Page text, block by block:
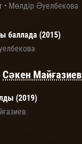
• Мөлдір Әуелбекова
баллада (2015)
Сәкен Майғазиев
(2019)